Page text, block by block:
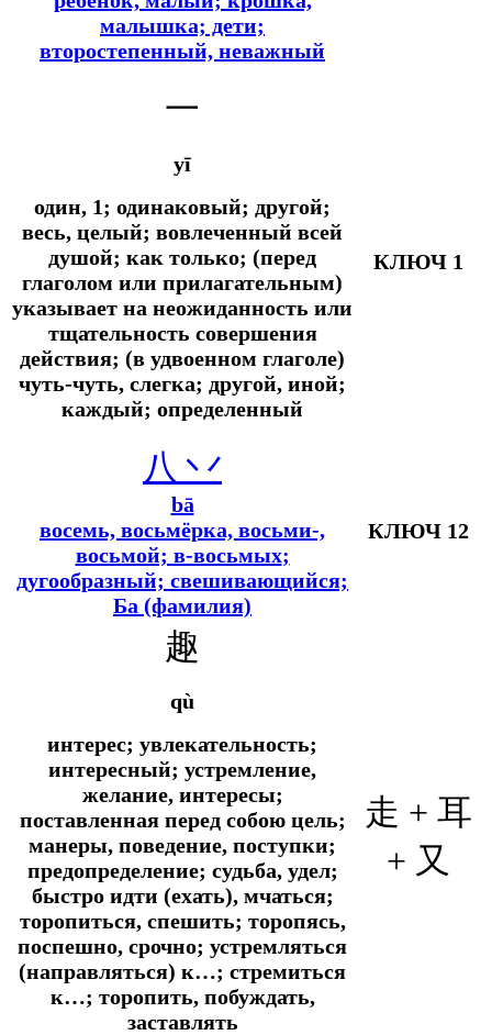
малышка; дети;
второстепенный, неважный
一
yī
один, 1; одинаковый; другой;
весь, целый; вовлеченный всей
душой; как только; (перед
глаголом или прилагательным)
указывает на неожиданность или
тщательность совершения
действия; (в удвоенном глаголе)
чуть-чуть, слегка; другой, иной;
каждый; определенный
КЛЮЧ 1
八 丷
bā
восемь, восьмёрка, восьми-,
восьмой; в-восьмых;
дугообразный; свешивающийся;
Ба (фамилия)
КЛЮЧ 12
趣
qù
интерес; увлекательность;
интересный; устремление,
желание, интересы;
поставленная перед собою цель;
манеры, поведение, поступки;
предопределение; судьба, удел;
быстро идти (ехать), мчаться;
торопиться, спешить; торопясь,
поспешно, срочно; устремляться
(направляться) к…; стремиться
к…; торопить, побуждать,
заставлять
走 + 耳
+ 又